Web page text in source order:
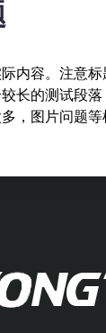
内容。注意
长的测试段
，图片问题